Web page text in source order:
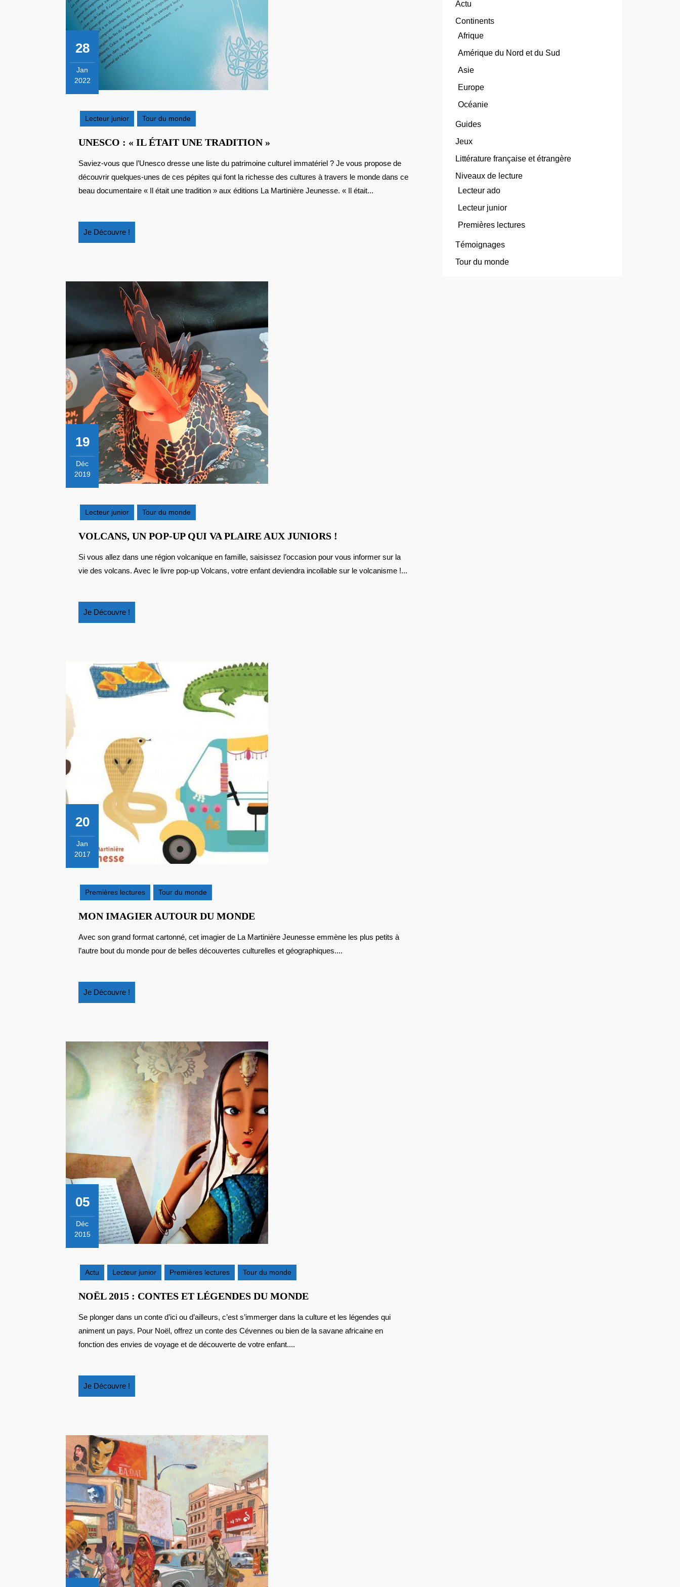
28
Jan
2022
2022
Lecteur junior
Tour du monde
UNESCO : « IL ÉTAIT UNE TRADITION »
« IL
ÉTAIT
UNE
Saviez-vous que l’Unesco dresse une liste du patrimoine culturel immatériel ? Je vous propose de
découvrir quelques-unes de ces pépites qui font la richesse des cultures à travers le monde dans ce
beau documentaire « Il était une tradition » aux éditions La Martinière Jeunesse. « Il était...
Je Découvre !
Découvre
19
Déc
2019
2019
Lecteur junior
Tour du monde
VOLCANS, UN POP-UP QUI VA PLAIRE AUX JUNIORS !
POP-
UP
Si vous allez dans une région volcanique en famille, saisissez l’occasion pour vous informer sur la
vie des volcans. Avec le livre pop-up Volcans, votre enfant deviendra incollable sur le volcanisme !...
Je Découvre !
Découvre
20
Jan
2017
2017
Premières lectures
Tour du monde
MON IMAGIER AUTOUR DU MONDEMON
AUTOUR
DU
Avec son grand format cartonné, cet imagier de La Martinière Jeunesse emmène les plus petits à
l’autre bout du monde pour de belles découvertes culturelles et géographiques....
Je Découvre !
Découvre
05
Déc
2015
2015
Actu
Lecteur junior Premières lectures Tour du monde
NOËL 2015 : CONTES ET LÉGENDES DU MONDENOËL
:
CONTES
Se plonger dans un conte d’ici ou d’ailleurs, c’est s’immerger dans la culture et les légendes qui
animent un pays. Pour Noël, offrez un conte des Cévennes ou bien de la savane africaine en
fonction des envies de voyage et de découverte de votre enfant....
Je Découvre !
Découvre
Actu
Continents
Afrique
Amérique du Nord et du Sud
Asie
Europe
Océanie
Guides
Jeux
Littérature française et étrangère
Niveaux de lecture
Lecteur ado
Lecteur junior
Premières lectures
Témoignages
Tour du monde